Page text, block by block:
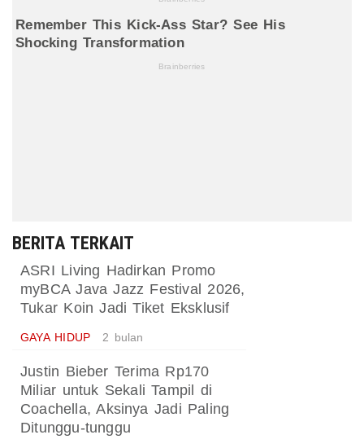
BERITA TERKAIT
ASRI Living Hadirkan Promo
myBCA Java Jazz Festival 2026,
Tukar Koin Jadi Tiket Eksklusif
GAYA HIDUP 2 bulan
Justin Bieber Terima Rp170
Miliar untuk Sekali Tampil di
Coachella, Aksinya Jadi Paling
Ditunggu-tunggu